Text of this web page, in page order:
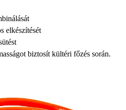
elkészítését
biztosít kültéri főzés során.